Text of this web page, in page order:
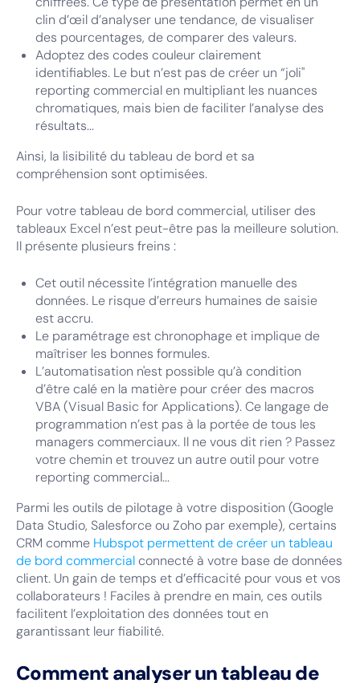
clin d’œil d’analyser une tendance, de visualiser
des pourcentages, de comparer des valeurs.
Adoptez des codes couleur clairement
identifiables. Le but n’est pas de créer un “joli"
reporting commercial en multipliant les nuances
chromatiques, mais bien de faciliter l’analyse des
résultats...
Ainsi, la lisibilité du tableau de bord et sa
compréhension sont optimisées.
Pour votre tableau de bord commercial, utiliser des
tableaux Excel n’est peut-être pas la meilleure solution.
Il présente plusieurs freins :
Cet outil nécessite l’intégration manuelle des
données. Le risque d’erreurs humaines de saisie
est accru.
Le paramétrage est chronophage et implique de
maîtriser les bonnes formules.
L’automatisation n'est possible qu’à condition
d’être calé en la matière pour créer des macros
VBA (Visual Basic for Applications). Ce langage de
programmation n’est pas à la portée de tous les
managers commerciaux. Il ne vous dit rien ? Passez
votre chemin et trouvez un autre outil pour votre
reporting commercial...
Parmi les outils de pilotage à votre disposition (Google
Data Studio, Salesforce ou Zoho par exemple), certains
CRM comme Hubspot permettent de créer un tableau
de bord commercialconnecté à votre base de données
client. Un gain de temps et d’efficacité pour vous et vos
collaborateurs ! Faciles à prendre en main, ces outils
facilitent l’exploitation des données tout en
garantissant leur fiabilité.
Comment analyser un tableau de